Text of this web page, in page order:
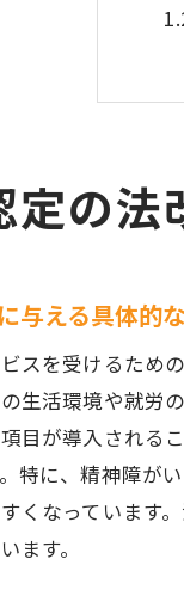
定の
与える具体的
スを受けるため
生活環境や就労
目が導入される
特に、精神障が
くなっています
ます。